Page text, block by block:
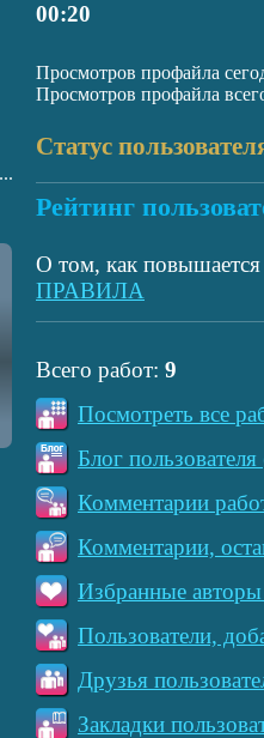
00:20
Просмотров профайла
Просмотров профайла
Статус
Рейтинг
О том, как повышается
ПРАВИЛА
Всего работ: 9
Посмотреть все
Блог
Комментарии
Комментарии,
Избранные авторы
Пользователи,
Друзья
Закладки